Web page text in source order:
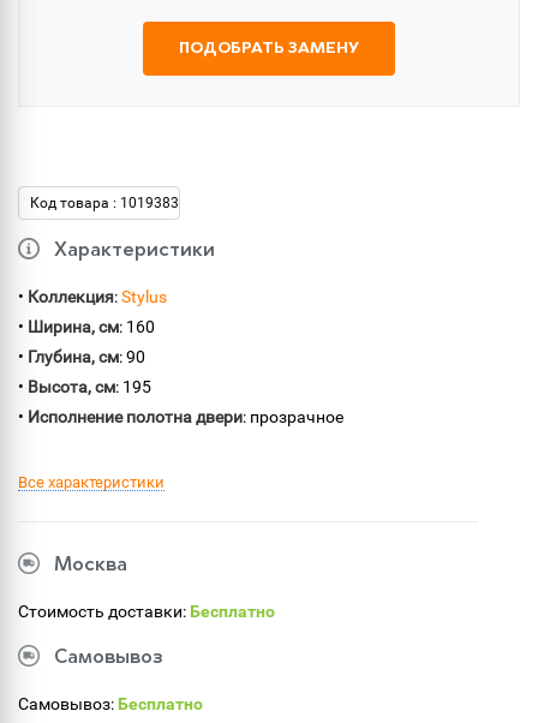
ПОДОБРАТЬ ЗАМЕНУ
Код товара : 1019383
Характеристики
• Коллекция:Stylus
• Ширина, см: 160
• Глубина, см: 90
• Высота, см: 195
• Исполнение полотна двери: прозрачное
Все характеристики
Москва
Стоимость доставки:Бесплатно
Самовывоз
Самовывоз:Бесплатно